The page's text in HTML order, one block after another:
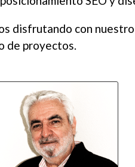
disfrutando con
de proyectos.